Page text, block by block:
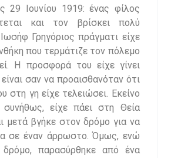
29 Ιουνίου 1919: ένας φίλος
και τον βρίσκει πολύ
Γρηγόριος πράγματι είχε
που τερμάτιζε τον πόλεμο
Η προσφορά του είχε γίνει
σαν να προαισθανόταν ότι
στη γη είχε τελειώσει. Εκείνο
είχε πάει στη Θεία
μετά βγήκε στον δρόμο για να
σε έναν άρρωστο. Όμως, ενώ
δρόμο, παρασύρθηκε από ένα